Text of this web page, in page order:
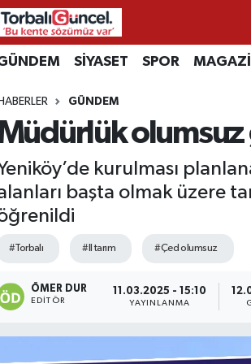
SİYASET SPOR
GÜNDEM
kurulması
başta olmak üzere
#Torbalı #Il tarım #Çed olumsuz
ÖMER DUR
EDITÖR
11.03.2025 - 15:10
YAYINLANMA
Eczaneler
Vakitleri
Yoğunluk Haritası
Durumu ve Fikstür
Haberleri